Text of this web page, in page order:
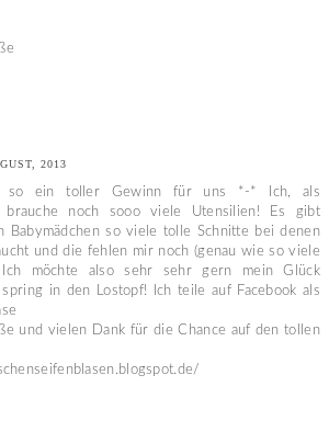
2013
so ein toller Gewinn für uns *-* Ich, als
brauche noch sooo viele Utensilien! Es gibt
Babymädchen so viele tolle Schnitte bei denen
und die fehlen mir noch (genau wie so viele
Ich möchte also sehr sehr gern mein Glück
in den Lostopf! Ich teile auf Facebook als
und vielen Dank für die Chance auf den tollen